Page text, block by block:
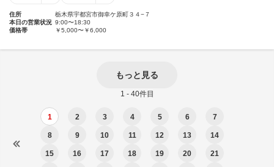
住所
栃木県宇都宮市御幸ケ原町３４−７
本日の営業状況 9:00〜18:30
価格帯
￥5,000〜￥6,000
もっと見る
1 - 40件目
1 2 3 4 5 6 7
8 9 10 11 12 13 14
15 16 17 18 19 20 21